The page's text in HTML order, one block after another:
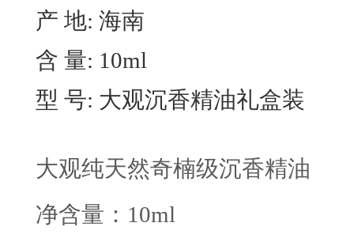
产 地: 海南
含 量: 10ml
型 号: 大观沉香精油礼盒装
大观纯天然奇楠级沉香精油
净含量：10ml